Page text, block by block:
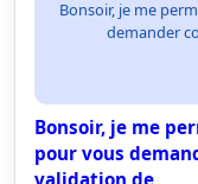
Bonsoir, je me
demander
Bonsoir, je me
pour vous
validation de